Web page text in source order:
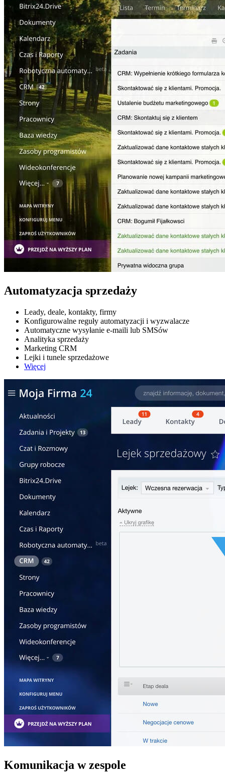
Automatyzacja sprzedaży
Leady, deale, kontakty, firmy
Konfigurowalne reguły automatyzacji i wyzwalacze
Automatyczne wysyłanie e-maili lub SMSów
Analityka sprzedaży
Marketing CRM
Lejki i tunele sprzedażowe
Więcej
Komunikacja w zespole